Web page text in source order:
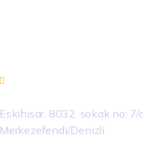
Eskihisar, 8032. sokak no:
Merkezefendi/Denizli